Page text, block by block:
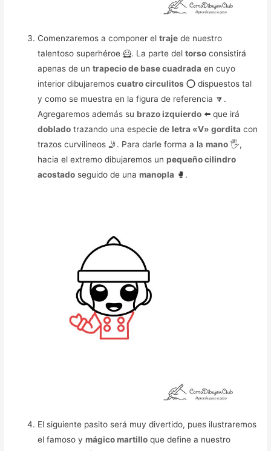
Comenzaremos a componer eltraje de nuestro
talentoso superhéroe 🦸. La parte deltorso consistirá
apenas de untrapecio de base cuadrada en cuyo
interior dibujaremoscuatro circulitos ⭕ dispuestos tal
y como se muestra en la figura de referencia 🔽.
Agregaremos además su brazo izquierdo ⬅️ que irá
doblado trazando una especie deletra «V» gordita con
trazos curvilíneos 🤳. Para darle forma a lamano 🖐️,
hacia el extremo dibujaremos unpequeño cilindro
acostado seguido de unamanopla 🥊.
El siguiente pasito será muy divertido, pues ilustraremos
el famoso ymágico martillo que define a nuestro